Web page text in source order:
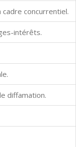
concurrentiel.
intérêts.
diffamation.